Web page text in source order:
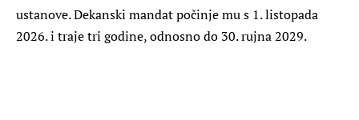
ustanove. Dekanski mandat počinje mu s 1. listopada
2026. i traje tri godine, odnosno do 30. rujna 2029.